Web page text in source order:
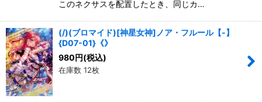
このネクサスを配置したとき、同じカ…
(/)(ブロマイド)[神星女神]ノア・フルール【-】
{D07-01}《》
980円(税込)
在庫数 12枚